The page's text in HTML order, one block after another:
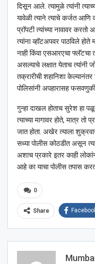
दिसून आले. त्यामुळे त्यांनी
यावेळी त्याने त्याचे कर्जत
प्रॉपटी त्यांच्या नावावर
त्यांना व्हॉटअपवर पाठविले होते
नाही किंवा एसआरएचा
असल्याचे लक्षात येताच त्यांनी
तक्रारीची शहानिशा केल्यानंतर
पोलिसांनी अपहारासह
गुन्हा दाखल होताच सुरेश हा
त्याच्या मागावर होते, मात्र
जात होता. अखेर त्याला
सध्या पोलीस कोठडीत असून
अशाच प्रकारे इतर काही
आहे का याचा पोलीस तपास
0
Share